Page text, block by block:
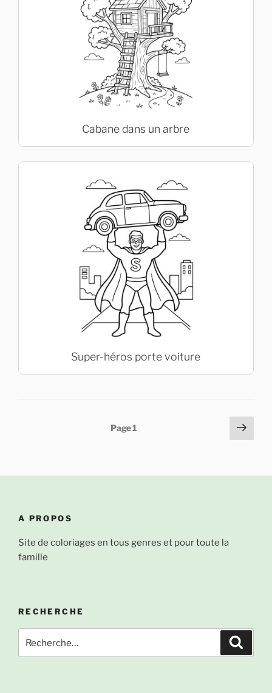
Cabane dans un arbre
Super-héros porte voiture
Page1
Page
A PROPOS
Site de coloriages en tous genres et pour toute la
famille
RECHERCHE
pour